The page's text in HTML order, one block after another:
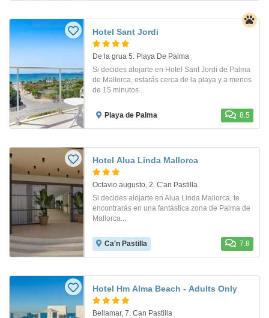
Hotel Sant Jordi
De la grua 5. Playa De Palma
Si decides alojarte en Hotel Sant Jordi de Palma
de Mallorca, estarás cerca de la playa y a menos
de 15 minutos...
Playa de Palma 8.5
Hotel Alua Linda Mallorca
Octavio augusto, 2. C'an Pastilla
Si decides alojarte en Alua Linda Mallorca, te
encontrarás en una fantástica zona de Palma de
Mallorca...
Ca'n Pastilla 7.8
Hotel Hm Alma Beach - Adults Only
Bellamar, 7. Can Pastilla